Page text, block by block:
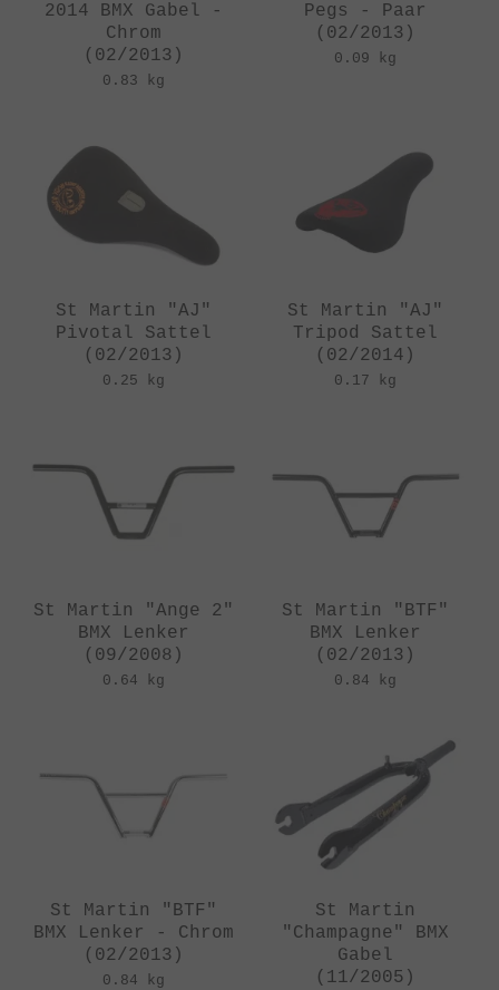
2014 BMX Gabel -
Chrom
(02/2013)
0.83 kg
Pegs - Paar
(02/2013)
0.09 kg
St Martin "AJ"
Pivotal Sattel
(02/2013)
0.25 kg
St Martin "AJ"
Tripod Sattel
(02/2014)
0.17 kg
St Martin "Ange 2"
BMX Lenker
(09/2008)
0.64 kg
St Martin "BTF"
BMX Lenker
(02/2013)
0.84 kg
St Martin "BTF"
BMX Lenker - Chrom
(02/2013)
0.84 kg
St Martin
"Champagne" BMX
Gabel
(11/2005)